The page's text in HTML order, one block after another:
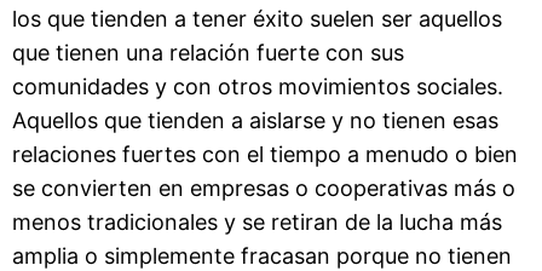
los que tienden a tener éxito suelen ser aquellos
que tienen una relación fuerte con sus
comunidades y con otros movimientos sociales.
Aquellos que tienden a aislarse y no tienen esas
relaciones fuertes con el tiempo a menudo o bien
se convierten en empresas o cooperativas más o
menos tradicionales y se retiran de la lucha más
amplia o simplemente fracasan porque no tienen